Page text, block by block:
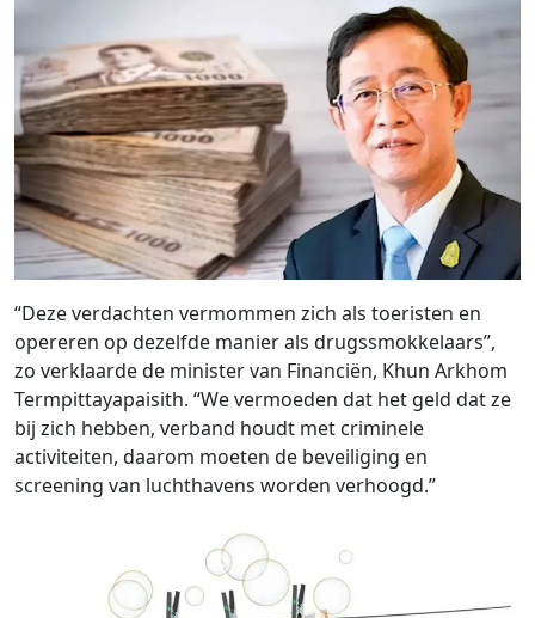
“Deze verdachten vermommen zich als toeristen en
opereren op dezelfde manier als drugssmokkelaars”,
zo verklaarde de minister van Financiën, Khun Arkhom
Termpittayapaisith. “We vermoeden dat het geld dat ze
bij zich hebben, verband houdt met criminele
activiteiten, daarom moeten de beveiliging en
screening van luchthavens worden verhoogd.”